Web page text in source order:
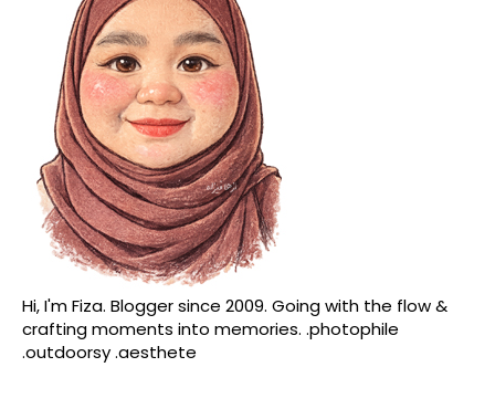
Hi, I'm Fiza. Blogger since 2009. Going with the flow &
crafting moments into memories. .photophile
.outdoorsy .aesthete